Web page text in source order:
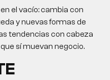
el vacío: cambia con
y nuevas formas de
tendencias con cabeza
sí muevan negocio.